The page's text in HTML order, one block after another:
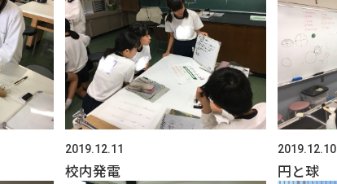
2019.12.11
校内発電
2019.12.10
円と球